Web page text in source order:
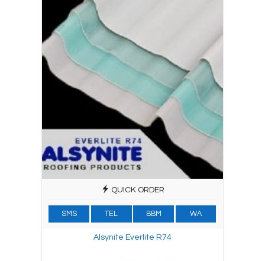
QUICK ORDER
SMS TEL BBM WA
Alsynite Everlite R74